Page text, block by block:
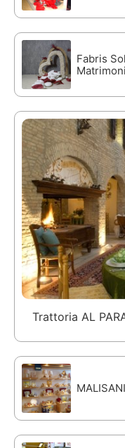
Fabris
Trattoria AL